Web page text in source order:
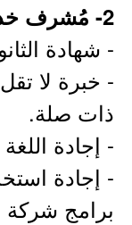
2- مُشرف خدمات المطار:
- شهادة
ذات صلة.
- إجادة اللغة
- إجادة
برامج